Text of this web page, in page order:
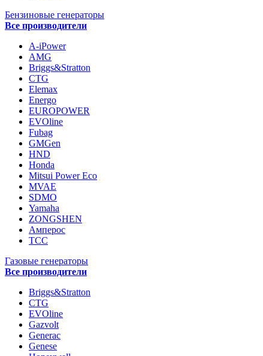
Бензиновые генераторы
Все производители
A-iPower
AMG
Briggs&Stratton
CTG
Elemax
Energo
EUROPOWER
EVOline
Fubag
GMGen
HND
Honda
Mitsui Power Eco
MVAE
SDMO
Yamaha
ZONGSHEN
Амперос
ТСС
Газовые генераторы
Все производители
Briggs&Stratton
CTG
EVOline
Gazvolt
Generac
Genese